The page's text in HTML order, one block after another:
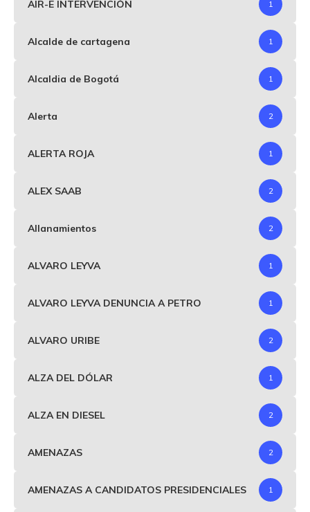
AIR-E INTERVENCIÓN 1
Alcalde de cartagena 1
Alcaldia de Bogotá 1
Alerta 2
ALERTA ROJA 1
ALEX SAAB 2
Allanamientos 2
ALVARO LEYVA 1
ALVARO LEYVA DENUNCIA A PETRO 1
ALVARO URIBE 2
ALZA DEL DÓLAR 1
ALZA EN DIESEL 2
AMENAZAS 2
AMENAZAS A CANDIDATOS PRESIDENCIALES 1